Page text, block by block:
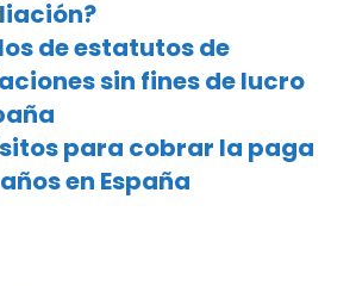
de estatutos de
sin fines de lucro
para cobrar la paga
en España